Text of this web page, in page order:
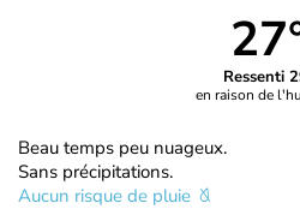
Ressenti
en raison de
Beau temps peu nuageux.
Sans précipitations.
Aucun risque de pluie